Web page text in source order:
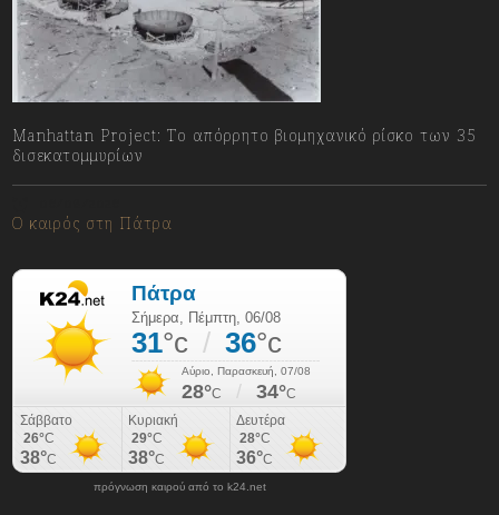
Manhattan Project: Το απόρρητο βιομηχανικό ρίσκο των 35
δισεκατομμυρίων
Ο καιρός στη Πάτρα
πρόγνωση καιρού από το k24.net